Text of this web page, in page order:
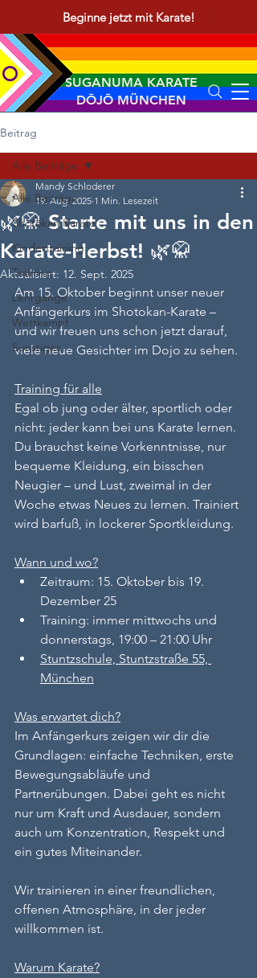
Beginne jetzt mit Karate!
SUGANUMA KARATE
DŌJŌ MÜNCHEN
Beitrag
Alle Beiträge
Shōtōkan Karate
Kindertraining
Training
Lehrgänge
Wettkampf
Sonstiges
Alle Beiträge
🌿🥋 Starte mit uns in den
Karate-Herbst! 🌿🥋
Mandy Schloderer
19. Aug. 2025 1 Min. Lesezeit
Aktualisiert: 12. Sept. 2025
Am 15. Oktober beginnt unser neuer
Anfängerkurs im Shotokan-Karate –
und wir freuen uns schon jetzt darauf,
viele neue Gesichter im Dojo zu sehen.
Training für alle
Egal ob jung oder älter, sportlich oder
nicht: jeder kann bei uns Karate lernen.
Du brauchst keine Vorkenntnisse, nur
bequeme Kleidung, ein bisschen
Neugier – und Lust, zweimal in der
Woche etwas Neues zu lernen. Trainiert
wird barfuß, in lockerer Sportkleidung.
Wann und wo?
Zeitraum: 15. Oktober bis 19.
Dezember 25
Training: immer mittwochs und
donnerstags, 19:00 – 21:00 Uhr
Stuntzschule, Stuntzstraße 55,
München
Was erwartet dich?
Im Anfängerkurs zeigen wir dir die
Grundlagen: einfache Techniken, erste
Bewegungsabläufe und
Partnerübungen. Dabei geht es nicht
nur um Kraft und Ausdauer, sondern
auch um Konzentration, Respekt und
ein gutes Miteinander.
Wir trainieren in einer freundlichen,
offenen Atmosphäre, in der jeder
willkommen ist.
Warum Karate?